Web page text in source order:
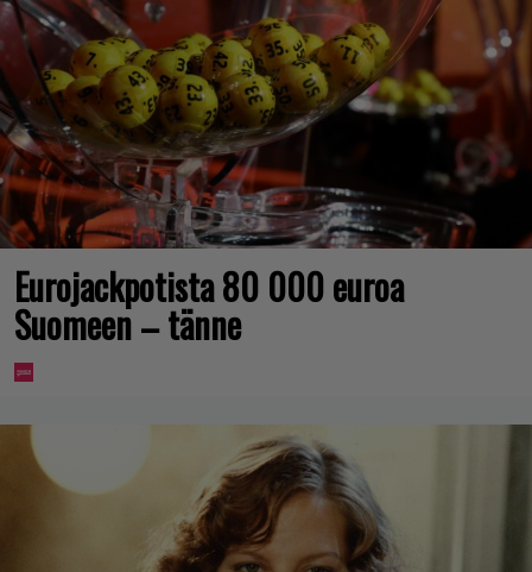
Eurojackpotista 80 000 euroa
Suomeen – tänne